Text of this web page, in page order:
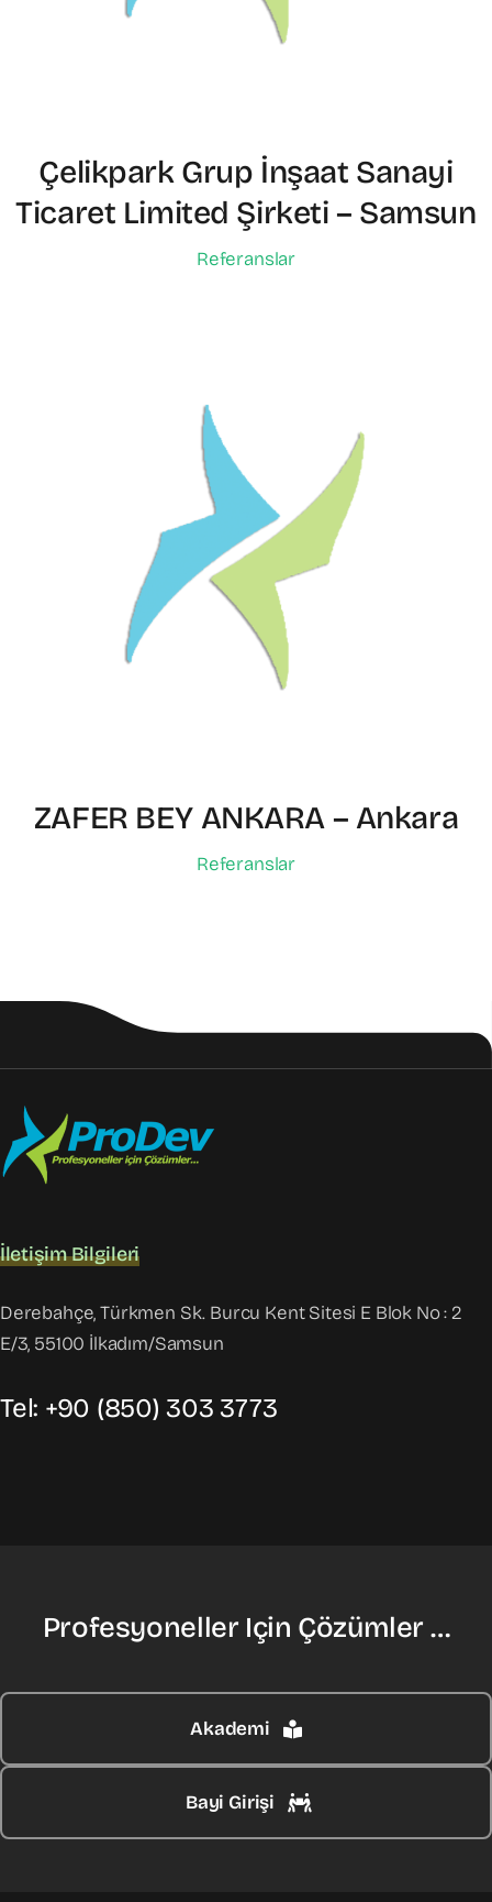
Çelikpark Grup İnşaat Sanayi
Ticaret Limited Şirketi – Samsun
Referanslar
ZAFER BEY ANKARA – Ankara
Referanslar
İletişim Bilgileri
Derebahçe, Türkmen Sk. Burcu Kent Sitesi E Blok No : 2
E/3, 55100 İlkadım/Samsun
Tel: +90 (850) 303 3773
Profesyoneller Için Çözümler …
Akademi
Bayi Girişi